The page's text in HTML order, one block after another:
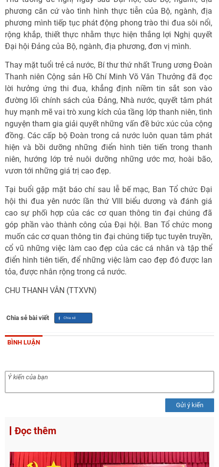
phương căn cứ vào tình hình thực tiễn của Bộ, ngành, địa
phương mình tiếp tục phát động phong trào thi đua sôi nổi,
rộng khắp, thiết thực nhằm thực hiện thắng lợi Nghị quyết
Đại hội Đảng của Bộ, ngành, địa phương, đơn vị mình.
Thay mặt tuổi trẻ cả nước, Bí thư thứ nhất Trung ương Đoàn
Thanh niên Cộng sản Hồ Chí Minh Võ Văn Thưởng đã đọc
lời hưởng ứng thi đua, khẳng định niềm tin sắt son vào
đường lối chính sách của Đảng, Nhà nước, quyết tâm phát
huy mạnh mẽ vai trò xung kích của tầng lớp thanh niên, tình
nguyện tham gia giải quyết những vấn đề bức xúc của cộng
đồng. Các cấp bộ Đoàn trong cả nước luôn quan tâm phát
hiện và bồi dưỡng những điển hình tiên tiến trong thanh
niên, hướng lớp trẻ nuôi dưỡng những ước mơ, hoài bão,
vươn tới những giá trị cao đẹp.
Tại buổi gặp mặt báo chí sau lễ bế mạc, Ban Tổ chức Đại
hội thi đua yên nước lần thứ VIII biểu dương và đánh giá
cao sự phối hợp của các cơ quan thông tin đại chúng đã
góp phần vào thành công của Đại hội. Ban Tổ chức mong
muốn các cơ quan thông tin đại chúng tiếp tục tuyên truyền,
cổ vũ những việc làm cao đẹp của các cá nhân và tập thể
điển hình tiên tiến, để những việc làm cao đẹp đó được lan
tỏa, được nhân rộng trong cả nước.
CHU THANH VÂN (TTXVN)
Chia sẻ bài viết
BÌNH LUẬN
Gửi ý kiến
Đọc thêm